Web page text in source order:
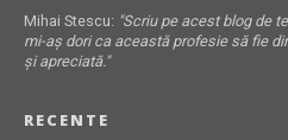
Mihai Stescu: "Scriu pe acest blog de
mi-aș dori ca această profesie să fie
și apreciată."
RECENTE